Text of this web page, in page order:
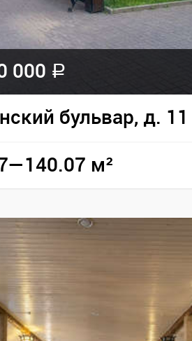
000 a
бульвар, д. 11
м²